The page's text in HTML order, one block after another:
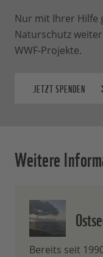
Nur mit Ihrer Hilfe
Naturschutz
WWF-Projekte.
JETZT SPENDEN
Weitere
Bereits seit